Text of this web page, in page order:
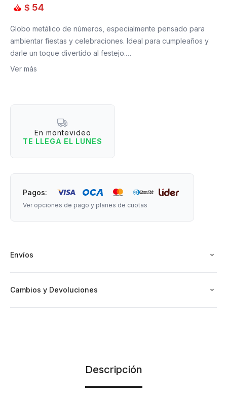
$ 54
Globo metálico de números, especialmente pensado para
ambientar fiestas y celebraciones. Ideal para cumpleaños y
darle un toque divertido al festejo.
Medidas: 75 cm de largo.
Ver más
En montevideo
TE LLEGA EL LUNES
Pagos:
Ver opciones de pago y planes de cuotas
Envíos
Cambios y Devoluciones
Descripción